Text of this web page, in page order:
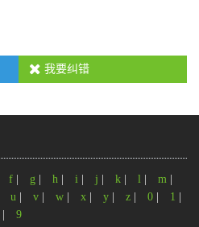
我要纠错
f g h i j k l m
u v w x y z 0 1
9